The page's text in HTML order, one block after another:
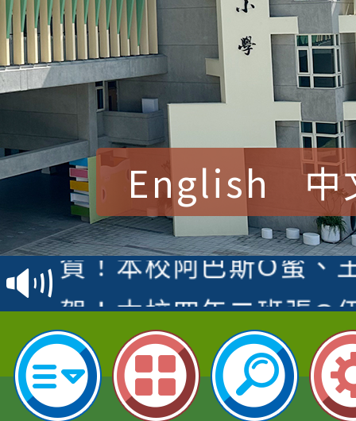
English 中
賀！本校參加桃園市中
賽 洪綺君教師榮獲社
名
賀！本校阿巴斯O蜜、
倩參加桃園市科展 國
名 指導老師王老師、
賀！本校四年二班張O
園市英語競賽國小朗讀
指導老師林老師
賀！本校參加桃園市中
賽 劉文瑛教師榮獲教
賀！本校參與2026世